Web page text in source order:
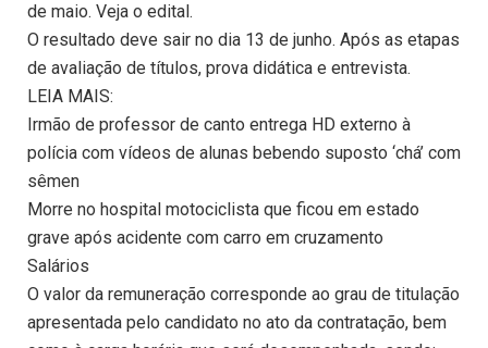
de maio. Veja o edital.
O resultado deve sair no dia 13 de junho. Após as etapas
de avaliação de títulos, prova didática e entrevista.
LEIA MAIS:
Irmão de professor de canto entrega HD externo à
polícia com vídeos de alunas bebendo suposto ‘chá’ com
sêmen
Morre no hospital motociclista que ficou em estado
grave após acidente com carro em cruzamento
Salários
O valor da remuneração corresponde ao grau de titulação
apresentada pelo candidato no ato da contratação, bem